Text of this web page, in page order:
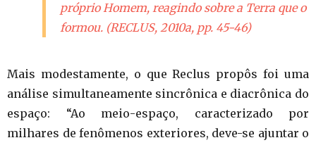
próprio Homem, reagindo sobre a Terra que o
formou. (RECLUS, 2010a, pp. 45-46)
Mais modestamente, o que Reclus propôs foi uma
análise simultaneamente sincrônica e diacrônica do
espaço: “Ao meio-espaço, caracterizado por
milhares de fenômenos exteriores, deve-se ajuntar o